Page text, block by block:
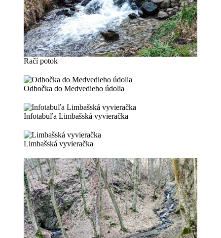
Račí potok
Odbočka do Medvedieho údolia
Infotabuľa Limbašská vyvieračka
Limbašská vyvieračka